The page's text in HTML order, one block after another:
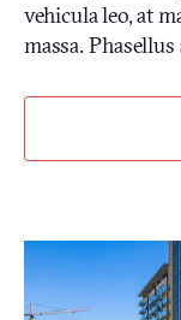
vehicula leo, at
massa.